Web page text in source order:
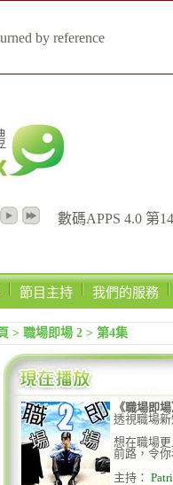
by reference
數碼APPS 4.0 第
節目主持 我們的服務
> 職場即場 2 > 第4集
《職場即場
透視職場
想在職場
前路，令你
主持：